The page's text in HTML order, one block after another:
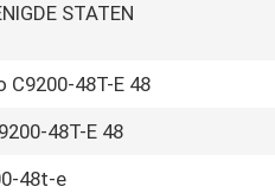
STATEN
C9200-48T-E 48
48T-E 48
48t-e